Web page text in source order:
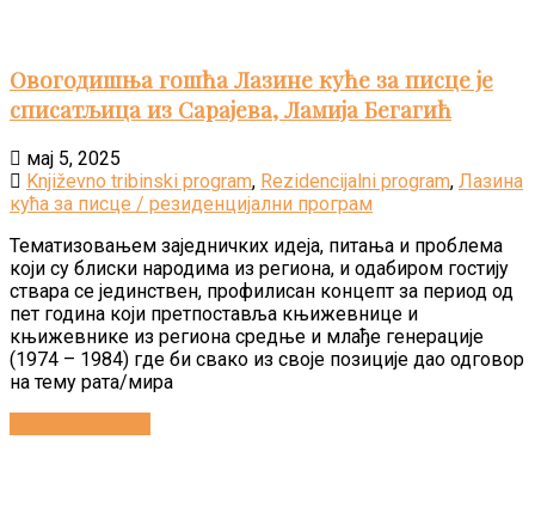
Овогодишња гошћа Лазине куће за писце је
списатљица из Сарајева, Ламија Бегагић
мај 5, 2025
Književno tribinski program, Rezidencijalni program, Лазина
кућа за писце / резиденцијални програм
Тематизовањем заједничких идеја, питања и проблема
који су блиски народима из региона, и одабиром гостију
ствара се јединствен, профилисан концепт за период од
пет година који претпоставља књижевнице и
књижевнике из региона средње и млађе генерације
(1974 – 1984) где би свако из своје позиције дао одговор
на тему рата/мира